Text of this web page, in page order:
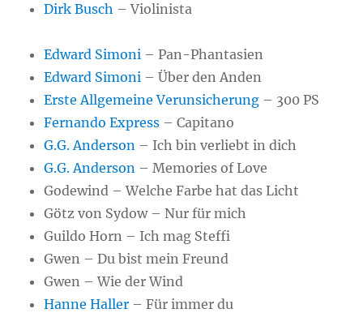
Dirk Busch – Violinista
Edward Simoni – Pan-Phantasien
Edward Simoni – Über den Anden
Erste Allgemeine Verunsicherung – 300 PS
Fernando Express – Capitano
G.G. Anderson – Ich bin verliebt in dich
G.G. Anderson – Memories of Love
Godewind – Welche Farbe hat das Licht
Götz von Sydow – Nur für mich
Guildo Horn – Ich mag Steffi
Gwen – Du bist mein Freund
Gwen – Wie der Wind
Hanne Haller – Für immer du